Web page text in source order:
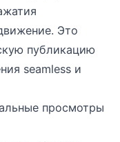
Это
публикацию
seamless и
просмотры